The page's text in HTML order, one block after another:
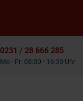
0231 / 28 666 285
Mo - Fr: 08:00 - 16:30 Uhr